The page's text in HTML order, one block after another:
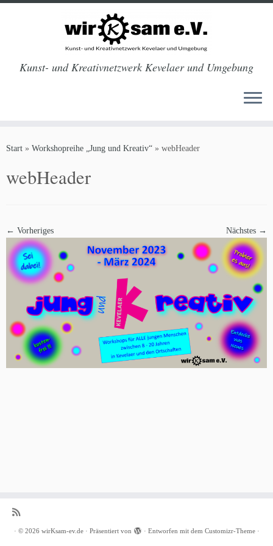
Inhalt
Kunst- und Kreativnetzwerk Kevelaer und Umgebung
Start » Workshopreihe „Jung und Kreativ“ » webHeader
webHeader
← Vorheriges Nächstes →
· © 2026 wirKsam-ev.de· Präsentiert von · Entworfen mit dem Customizr-Theme·